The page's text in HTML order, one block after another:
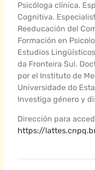
Psicóloga clínica.
Cognitiva.
Reeducación del
Formación en
Estudios
da Fronteira Sul.
por el Instituto de
Universidade do
Investiga género y
Dirección para
https://